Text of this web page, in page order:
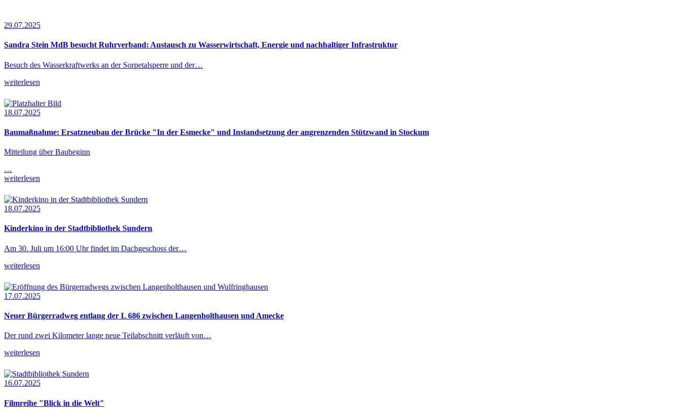
29.07.2025
Sandra Stein MdB besucht Ruhrverband: Austausch zu Wasserwirtschaft, Energie und nachhaltiger Infrastruktur
Besuch des Wasserkraftwerks an der Sorpetalsperre und der…
weiterlesen
18.07.2025
Baumaßnahme: Ersatzneubau der Brücke "In der Esmecke" und Instandsetzung der angrenzenden Stützwand in Stockum
Mitteilung über Baubeginn
…
weiterlesen
18.07.2025
Kinderkino in der Stadtbibliothek Sundern
Am 30. Juli um 16:00 Uhr findet im Dachgeschoss der…
weiterlesen
17.07.2025
Neuer Bürgerradweg entlang der L 686 zwischen Langenholthausen und Amecke
Der rund zwei Kilometer lange neue Teilabschnitt verläuft von…
weiterlesen
16.07.2025
Filmreihe "Blick in die Welt"